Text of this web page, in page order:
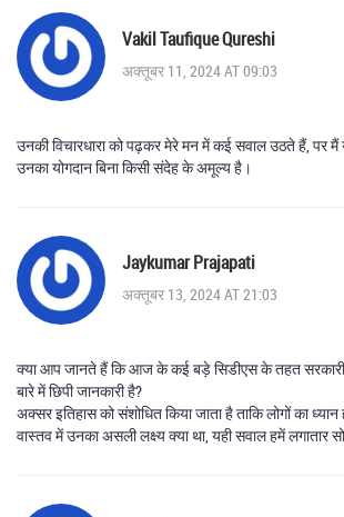
Vakil Taufique Qureshi
अक्तूबर 11, 2024 AT 09:03
उनकी विचारधारा को पढ़कर मेरे मन में कई सवाल उठते हैं, पर
उनका योगदान बिना किसी संदेह के अमूल्य है।
Jaykumar Prajapati
अक्तूबर 13, 2024 AT 21:03
क्या आप जानते हैं कि आज के कई बड़े सिडीएस के तहत
बारे में छिपी जानकारी है?
अक्सर इतिहास को संशोधित किया जाता है ताकि लोगों का
वास्तव में उनका असली लक्ष्य क्या था, यही सवाल हमें लगातार